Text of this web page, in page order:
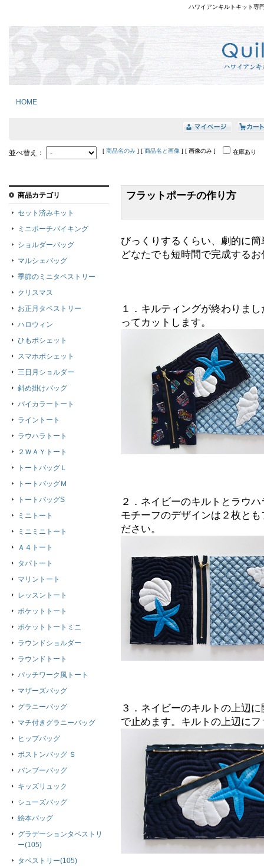
ハワイアンキルトキット専
HOME
並べ替え： [ 商品名のみ ] [ 商品名と画像 ] [ 画像のみ ] 在庫あり
フラットポーチの作り方
びっくりするくらい、劇的に
どなたでも短時間で完成する
１．キルティングが終わりま
ってカットします。
２．ネイビーのキルトとラウ
モチーフのデザインは２枚と
ださい。
３．ネイビーのキルトの上辺
で止めます。キルトの上辺に
商品カテゴリ
セット済みキット
ミニポーチバイキング
ショルダーバッグ
マルシェバッグ
季節のミニタペストリー
クリスマス
お正月タペストリー
ハロウィン
ひもポシェット
スマホポシェット
三日月ショルダー
斜め掛けバッグ
バイカラートート
ライントート
ラウハラトート
２ＷＡＹトート
トートバッグＬ
トートバッグＭ
トートバッグS
ミニトート
ミニミニトート
Ａ４トート
タパトート
マリントート
レッスントート
ポケットトート
ポケットトートミニ
ラウンドショルダー
ラウンドトート
パッチワーク風トート
マザーズバッグ
グラニーバッグ
マチ付きグラニーバッグ
ヒップバッグ
ボストンバッグ Ｓ
バンブーバッグ
キッズリュック
シューズバッグ
絵本バッグ
グラデーションタペストリ
ー(105)
タペストリー(105)